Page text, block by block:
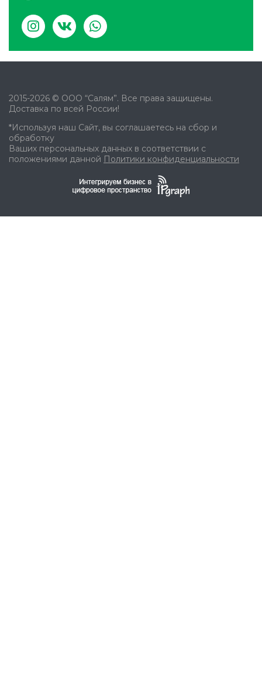
2015-2026 © ООО “Салям”. Все права защищены.
Доставка по всей России!
*Используя наш Сайт, вы соглашаетесь на сбор и
обработку
Ваших персональных данных в соответствии с
положениями данной Политики конфиденциальности